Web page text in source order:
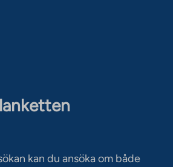
kan du ansöka om både